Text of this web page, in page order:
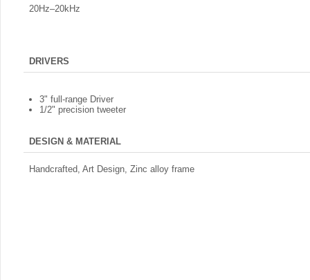
20Hz–20kHz
DRIVERS
3" full-range Driver
1/2" precision tweeter
DESIGN & MATERIAL
Handcrafted, Art Design, Zinc alloy frame